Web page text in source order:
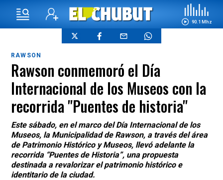
90.1 Mhz
RAWSON
Rawson conmemoró el Día
Internacional de los Museos con la
recorrida "Puentes de historia"
Este sábado, en el marco del Día Internacional de los
Museos, la Municipalidad de Rawson, a través del área
de Patrimonio Histórico y Museos, llevó adelante la
recorrida “Puentes de Historia”, una propuesta
destinada a revalorizar el patrimonio histórico e
identitario de la ciudad.